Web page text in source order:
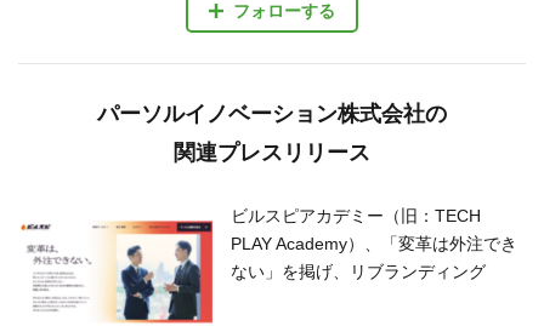
フォローする
パーソルイノベーション株式会社の
関連プレスリリース
ビルスピアカデミー（旧：TECH
PLAY Academy）、「変革は外注でき
ない」を掲げ、リブランディング